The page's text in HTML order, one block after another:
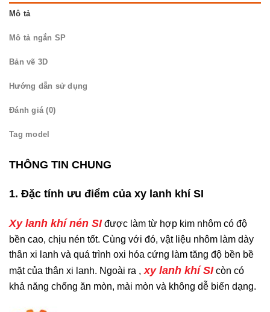
Mô tả
Mô tả ngắn SP
Bản vẽ 3D
Hướng dẫn sử dụng
Đánh giá (0)
Tag model
THÔNG TIN CHUNG
1. Đặc tính ưu điểm của xy lanh khí SI
Xy lanh khí nén SIđược làm từ hợp kim nhôm có độ
bền cao, chịu nén tốt. Cùng với đó, vật liệu nhôm làm dày
thân xi lanh và quá trình oxi hóa cứng làm tăng độ bền bề
mặt của thân xi lanh. Ngoài ra , xy lanh khí SIcòn có
khả năng chống ăn mòn, mài mòn và không dễ biến dạng.